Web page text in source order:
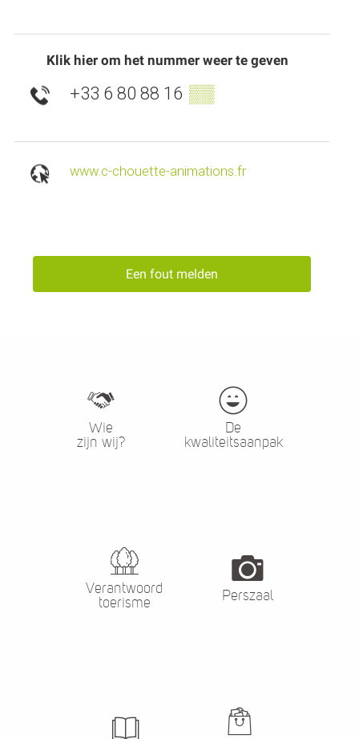
Klik hier om het nummer weer te geven
+33 6 80 88 16 ▒▒
www.c-chouette-animations.fr
Een fout melden
Wie
zijn wij?
De
kwaliteitsaanpak
Verantwoord
toerisme
Perszaal